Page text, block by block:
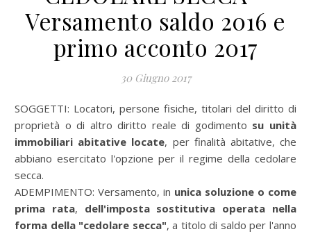
Versamento saldo 2016 e
primo acconto 2017
30 Giugno 2017
SOGGETTI: Locatori, persone fisiche, titolari del diritto di
proprietà o di altro diritto reale di godimento su unità
immobiliari abitative locate, per finalità abitative, che
abbiano esercitato l'opzione per il regime della cedolare
secca.
ADEMPIMENTO: Versamento, in unica soluzione o come
prima rata, dell'imposta sostitutiva operata nella
forma della "cedolare secca", a titolo di saldo per l'anno